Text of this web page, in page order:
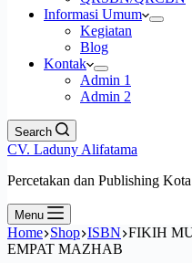
Informasi Umum
Kegiatan
Blog
Kontak
Admin 1
Admin 2
Search
CV. Laduny Alifatama
Percetakan dan Publishing
Menu
Home Shop ISBN FIKIH
EMPAT MAZHAB